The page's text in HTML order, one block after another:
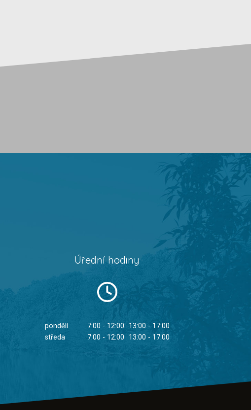
Úřední hodiny
pondělí 7:00 - 12:00
13:00 - 17:00
středa
7:00 - 12:00 13:00 - 17:00